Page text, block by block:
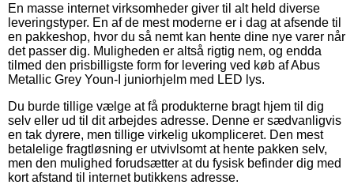
En masse internet virksomheder giver til alt held diverse
leveringstyper. En af de mest moderne er i dag at afsende til
en pakkeshop, hvor du så nemt kan hente dine nye varer når
det passer dig. Muligheden er altså rigtig nem, og endda
tilmed den prisbilligste form for levering ved køb af Abus
Metallic Grey Youn-I juniorhjelm med LED lys.
Du burde tillige vælge at få produkterne bragt hjem til dig
selv eller ud til dit arbejdes adresse. Denne er sædvanligvis
en tak dyrere, men tillige virkelig ukompliceret. Den mest
betalelige fragtløsning er utvivlsomt at hente pakken selv,
men den mulighed forudsætter at du fysisk befinder dig med
kort afstand til internet butikkens adresse.